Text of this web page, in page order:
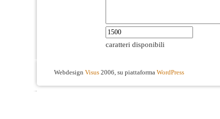
caratteri disponibili
Webdesign Visus 2006, su piattaforma WordPress